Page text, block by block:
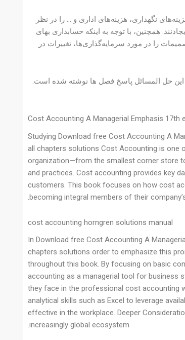
نگهداری، هزینه‌های اداری و … را در نظر
همچنین، با توجه به اینکه حسابداری بهای
را در مورد سرمایه‌گذاری‌ها، تغییرات در
دارد و دارای 37 مگابایت حجم میباشد در این حل المسائل پاسخ فصل ها نوشته شده است.
Cost Accounting A Managerial Emphasis
Studying Download free Cost Accounting A
all chapters solutions Cost Accounting is one
organization—from the smallest corner store
and practices. Cost accounting provides key
customers. This book focuses on how cost
becoming integral members of their
cost accounting horngren solutions manual
In Download free Cost Accounting A
chapters solutions order to emphasize this
throughout this book. By focusing on basic
accounting as a managerial tool for business
they face in the professional cost accounting
analytical skills such as Excel to leverage
effective in the workplace. Deeper
increasingly global ecosystem.